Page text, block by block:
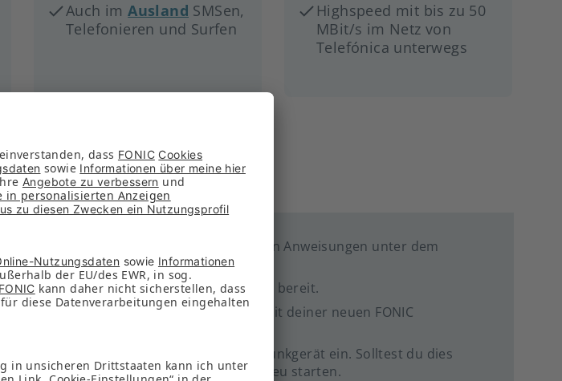
Auch imAusland SMSen,
Telefonieren und Surfen
Highspeed mit bis zu 50
MBit/s im Netz von
Telefónica unterwegs
Bereich ein und folge den Anweisungen unter dem
mit den aufgedruckten Informationen bereit.
erhältst du zur Bestätigung eine E-Mail mit deiner neuen FONIC
Karte im passenden Format in dein Mobilfunkgerät ein. Solltest du dies
haben, musst du dein Mobilfunkgerät neu starten.